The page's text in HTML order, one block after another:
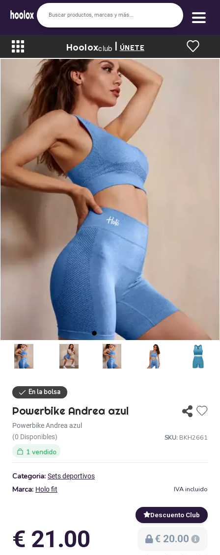
Bienvenido a hoolox
La evolución de la moda en línea.
Iniciar sesión Registrarse
Soy nuevo
Mis compras
Club de Recompensas
Romper el Precio
Programa UGC
Descuentos
Ayuda
Iniciar sesión
Hooloxclub ÚNETE
Powerbike Andrea azul
Powerbike Andrea azul
(0 Disponibles)
SKU: BKH2661
1 vendido
Categoria: Sets deportivos
Marca: Holo fit IVA incluido
€ 21.00
Descuento Club
€ 20.00